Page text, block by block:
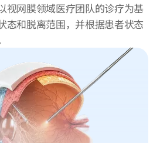
视网膜领域医疗团队的诊疗为基
态和脱离范围，并根据患者状态